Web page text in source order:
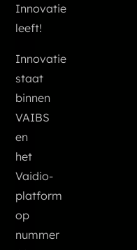
Innovatie
leeft!
Innovatie
staat
binnen
VAIBS
en
het
Vaidio-
platform
op
nummer